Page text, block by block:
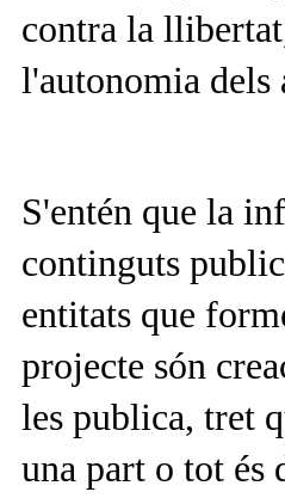
contra la
l'autonomia dels
S'entén que la
continguts
entitats que
projecte són
les publica, tret
una part o tot és